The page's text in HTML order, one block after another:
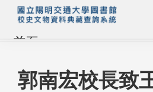
首頁
藏品查詢
郭南宏校長致